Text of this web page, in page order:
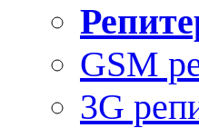
GSM
3G